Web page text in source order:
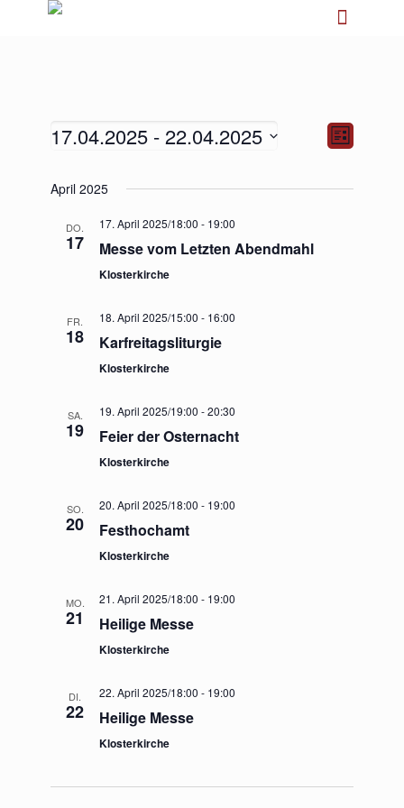
Ansichten-
Navigation
Ansichten-
Liste
17.04.2025 - 22.04.2025
wählen.
April 2025
DO.
17
17. April 2025/18:00 - 19:00
Messe vom Letzten Abendmahl
Klosterkirche
FR.
18
18. April 2025/15:00 - 16:00
Karfreitagsliturgie
Klosterkirche
SA.
19
19. April 2025/19:00 -20:30
Feier der Osternacht
Klosterkirche
SO.
20
20. April 2025/18:00 - 19:00
Festhochamt
Klosterkirche
MO.
21
21. April 2025/18:00 - 19:00
Heilige Messe
Klosterkirche
DI.
22
22. April 2025/18:00 - 19:00
Heilige Messe
Klosterkirche